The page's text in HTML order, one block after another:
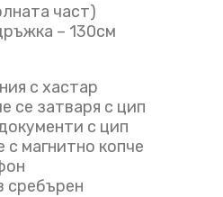
част)
– 130см
с хастар
се затваря с цип
с цип
с магнитно копче
сребърен